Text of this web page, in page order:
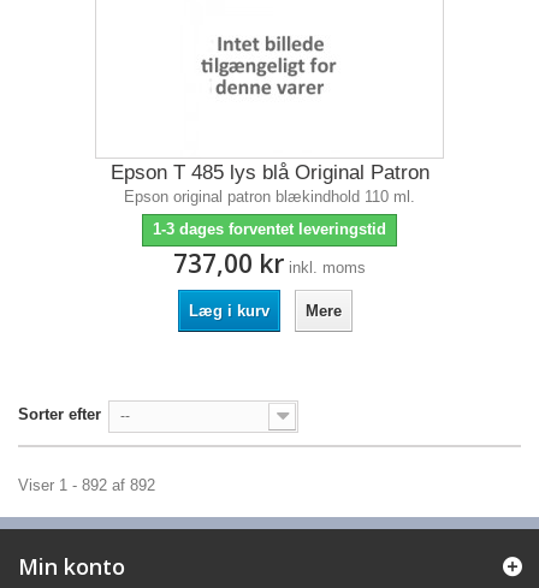
Epson T 485 lys blå Original Patron
Epson original patron blækindhold 110 ml.
1-3 dages forventet leveringstid
737,00 kr inkl. moms
Læg i kurv Mere
Sorter efter --
Viser 1 - 892 af 892
Min konto